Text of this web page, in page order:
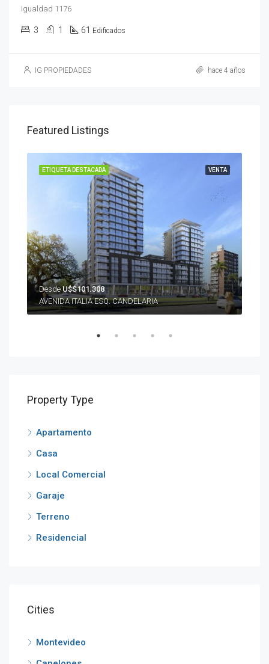
Igualdad 1176
3 1 61 Edificados
IG PROPIEDADES hace 4 años
Featured Listings
VENTA
ETIQUETA DESTACADA
DesdeU$S101.308
AVENIDA ITALIA ESQ. CANDELARIA
Property Type
Apartamento
Casa
Local Comercial
Garaje
Terreno
Residencial
Cities
Montevideo